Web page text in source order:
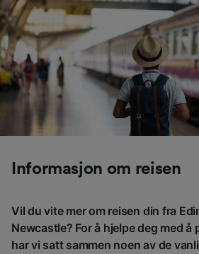
Informasjon om reisen
Vil du vite mer om reisen din fra
Newcastle? For å hjelpe deg med å
har vi satt sammen noen av de